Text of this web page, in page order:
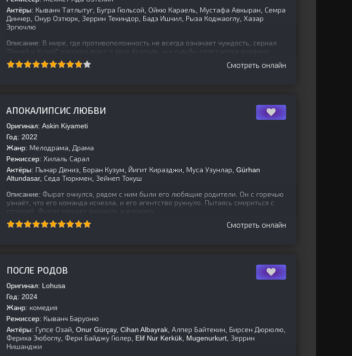
Актёры: Кыванч Татлытуг, Бугра Гюльсой, Ойкю Караель, Мустафа Авкыран, Семра
Динчер, Онур Озтюрк, Зеррин Текиндор, Бадэ Ишчил, Рыза Коджаоглу, Хазар
Эргючлю
Описание: В мире, где противоположность не всегда означает чуждость, сериал
"Гюней и Кузей" рассказывает о двух братьях, чьи судьбы сплетаются воедино.
Гюней, наделенный кротостью и тихим
Смотреть онлайн
АПОКАЛИПСИС ЛЮБВИ
Оригинал: Askin Kiyameti
Год: 2022
Жанр: Мелодрама, Драма
Режиссер: Хилаль Сарал
Актёры: Пынар Дениз, Боран Кузум, Йигит Киразджи, Муса Узунлар, Gürhan
Altundasar, Седа Тюркмен, Зейнеп Токуш
Описание: Фырат очнулся, рядом с ним были его любящие родители. Он с горечью
узнаёт, что его команда исчезла, и его агентство рухнуло. Пытаясь смириться с
потерей, Фырат решает рискнуть и вложить
Смотреть онлайн
ПОСЛЕ РОДОВ
Оригинал: Lohusa
Год: 2024
Жанр: комедия
Режиссер: Кыванч Баруоню
Актёры: Гупсе Озай, Onur Gürçay, Cihan Albayrak, Алпер Байтекин, Бирсен Дюрюлю,
Фериха Эюбоглу, Фери Байджу Гюлер, Elif Nur Kerkük, Mugenurkurt, Зеррин
Нишанджи